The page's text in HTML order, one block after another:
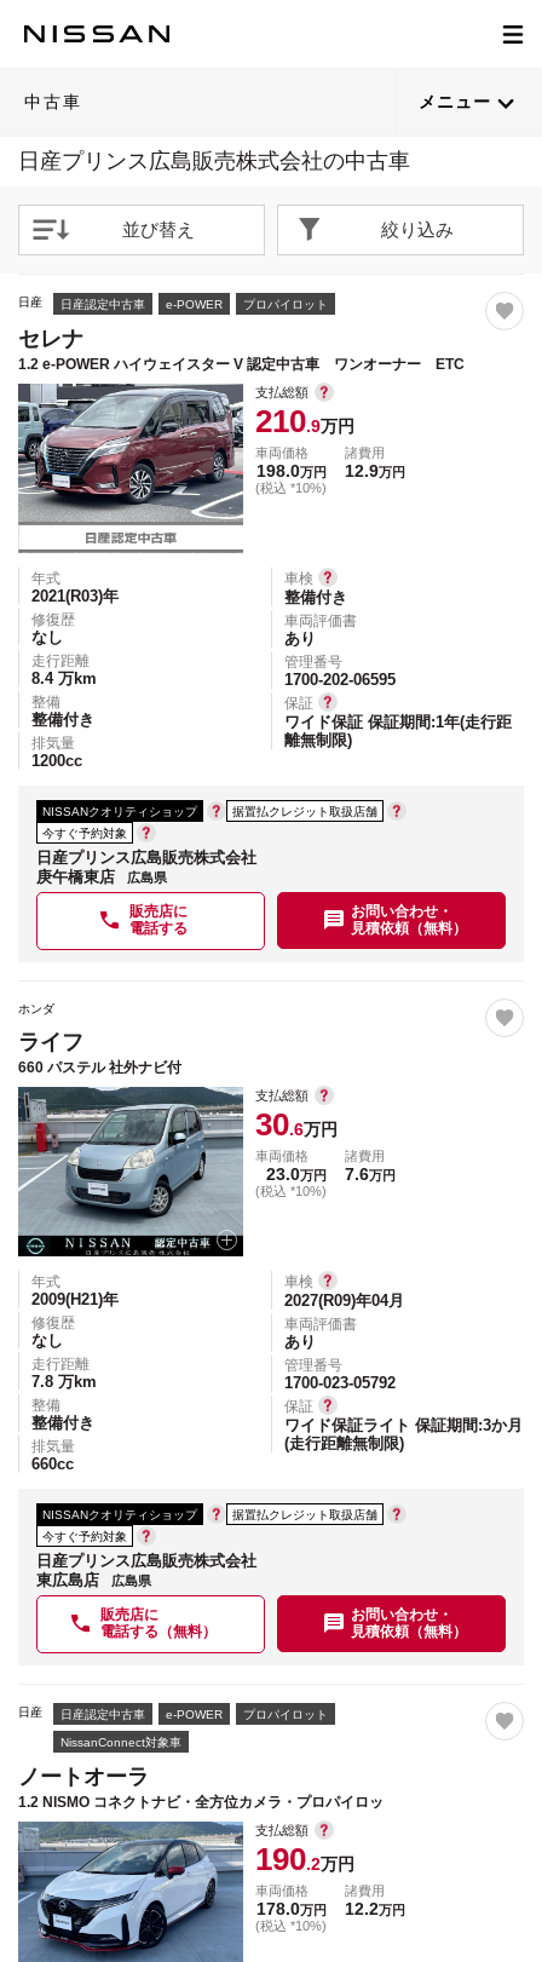
中古車 メニュー
日産プリンス広島販売株式会社の中古車
並び替え 絞り込み
68
閉じる
日産 日産認定中古車 e-POWER プロパイロット
セレナ
1.2 e-POWER ハイウェイスター V 認定中古車 ワンオーナー ETC
支払総額
210.9万円
車両価格
198.0万円
(税込 *10%)
諸費用
12.9万円
年式
2021(R03)年
修復歴
なし
走行距離
8.4 万km
整備
整備付き
排気量
1200cc
車検
整備付き
車両評価書
あり
管理番号
1700-202-06595
保証
ワイド保証 保証期間:1年(走行距
離無制限)
NISSANクオリティショップ
据置払クレジット取扱店舗
今すぐ予約対象
日産プリンス広島販売株式会社
庚午橋東店
広島県
販売店に
電話する
お問い合わせ・
見積依頼（無料）
50
閉じる
ホンダ
ライフ
660 パステル 社外ナビ付
支払総額
30.6万円
車両価格
23.0万円
(税込 *10%)
諸費用
7.6万円
年式
2009(H21)年
修復歴
なし
走行距離
7.8 万km
整備
整備付き
排気量
660cc
車検
2027(R09)年04月
車両評価書
あり
管理番号
1700-023-05792
保証
ワイド保証ライト 保証期間:3か月
(走行距離無制限)
NISSANクオリティショップ
据置払クレジット取扱店舗
今すぐ予約対象
日産プリンス広島販売株式会社
東広島店
広島県
販売店に
電話する（無料）
お問い合わせ・
見積依頼（無料）
57
閉じる
日産 日産認定中古車 e-POWER プロパイロット
NissanConnect対象車
ノートオーラ
1.2 NISMO コネクトナビ・全方位カメラ・プロパイロッ
支払総額
190.2万円
車両価格
178.0万円
(税込 *10%)
諸費用
12.2万円
30
閉じる 56
閉じる 38
閉じる 31
閉じる 51
閉じる 55
閉じる 51
閉じる 40
閉じる 46
閉じる 54
閉じる 63
閉じる 35
閉じる 53
閉じる 52
閉じる 43
閉じる 52
閉じる 49
閉じる